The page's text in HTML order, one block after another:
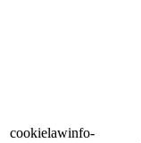
cookielawinfo-